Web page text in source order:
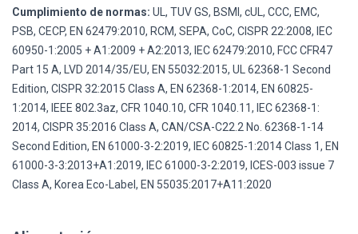
Cumplimiento de normas: UL, TUV GS, BSMI, cUL, CCC, EMC,
PSB, CECP, EN 62479:2010, RCM, SEPA, CoC, CISPR 22:2008, IEC
60950-1:2005 + A1:2009 + A2:2013, IEC 62479:2010, FCC CFR47
Part 15 A, LVD 2014/35/EU, EN 55032:2015, UL 62368-1 Second
Edition, CISPR 32:2015 Class A, EN 62368-1:2014, EN 60825-
1:2014, IEEE 802.3az, CFR 1040.10, CFR 1040.11, IEC 62368-1:
2014, CISPR 35:2016 Class A, CAN/CSA-C22.2 No. 62368-1-14
Second Edition, EN 61000-3-2:2019, IEC 60825-1:2014 Class 1, EN
61000-3-3:2013+A1:2019, IEC 61000-3-2:2019, ICES-003 issue 7
Class A, Korea Eco-Label, EN 55035:2017+A11:2020